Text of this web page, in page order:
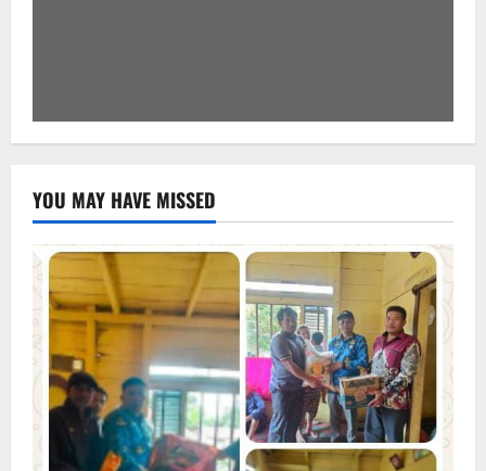
YOU MAY HAVE MISSED